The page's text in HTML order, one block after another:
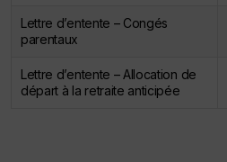
Lettre d’entente – Congés
parentaux
Lettre d’entente – Allocation de
départ à la retraite anticipée